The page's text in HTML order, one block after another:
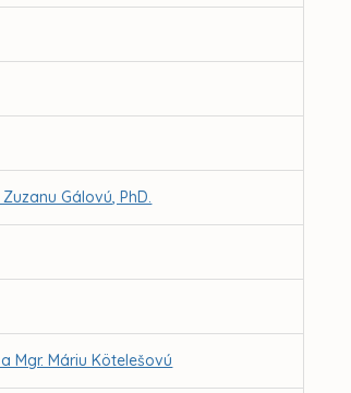
Gálovú, PhD.
Mgr. Máriu Kötelešovú